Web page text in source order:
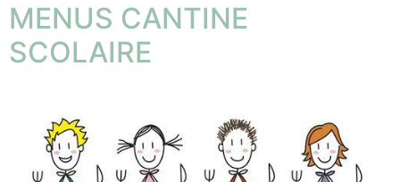
MENUS CANTINE
SCOLAIRE